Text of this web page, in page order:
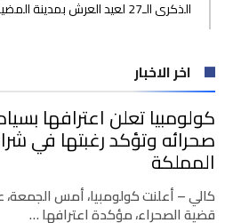
الذكرى الـ27 لعيد العرش بمدينة المضيق
اخر الاخبار
كولومبيا تعلن اعترافها
صحرائه وتؤكد رغبتها في
المملكة
كالي – أعلنت كولومبيا، أمس
قضية الصحراء، مؤكدة اعترافها …